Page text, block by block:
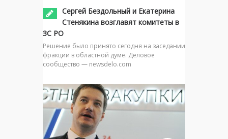
Сергей Бездольный и Екатерина
Стенякина возглавят комитеты в
ЗС РО
Решение было принято сегодня на заседании
фракции в областной думе. Деловое
сообщество — newsdelo.com